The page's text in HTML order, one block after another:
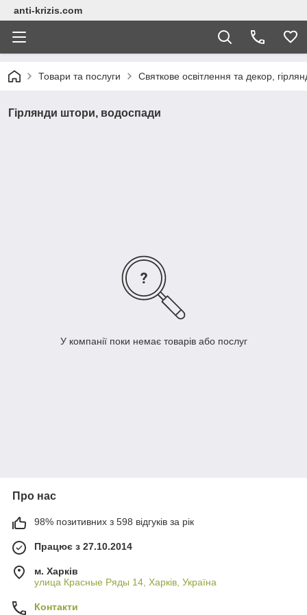
anti-krizis.com
Товари та послуги Святкове освітлення та декор,
Гірлянди штори, водоспади
У компанії поки немає товарів або послуг
Про нас
98% позитивних з 598 відгуків за рік
Працює з 27.10.2014
м. Харків
улица Красные Ряды 14, Харків, Україна
Контакти